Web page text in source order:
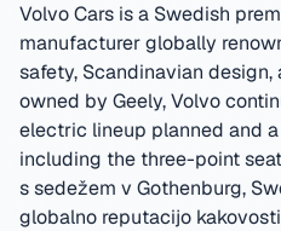
Volvo Cars is a Swedish
manufacturer globally
safety, Scandinavian
owned by Geely, Volvo
electric lineup planned and
including the three-point
s sedežem v Gothenburg,
globalno reputacijo